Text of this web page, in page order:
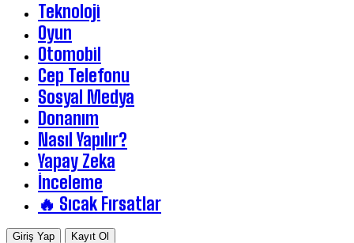
Teknoloji
Oyun
Otomobil
Cep Telefonu
Sosyal Medya
Donanım
Nasıl Yapılır?
Yapay Zeka
İnceleme
🔥 Sıcak Fırsatlar
Giriş Yap Kayıt Ol